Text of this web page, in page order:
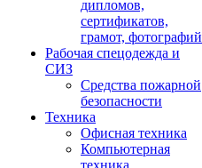
дипломов,
сертификатов,
грамот, фотографий
Рабочая спецодежда и
СИЗ
Средства пожарной
безопасности
Техника
Офисная техника
Компьютерная
техника